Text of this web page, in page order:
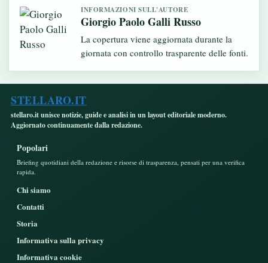
INFORMAZIONI SULL'AUTORE
Giorgio Paolo Galli Russo
La copertura viene aggiornata durante la
giornata con controllo trasparente delle fonti.
STELLARO.IT
stellaro.it unisce notizie, guide e analisi in un layout editoriale moderno.
Aggiornato continuamente dalla redazione.
Popolari
Briefing quotidiani della redazione e risorse di trasparenza, pensati per una verifica
rapida.
Chi siamo
Contatti
Storia
Informativa sulla privacy
Informativa cookie